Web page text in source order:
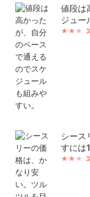
値段は
ジュー
シース
すには